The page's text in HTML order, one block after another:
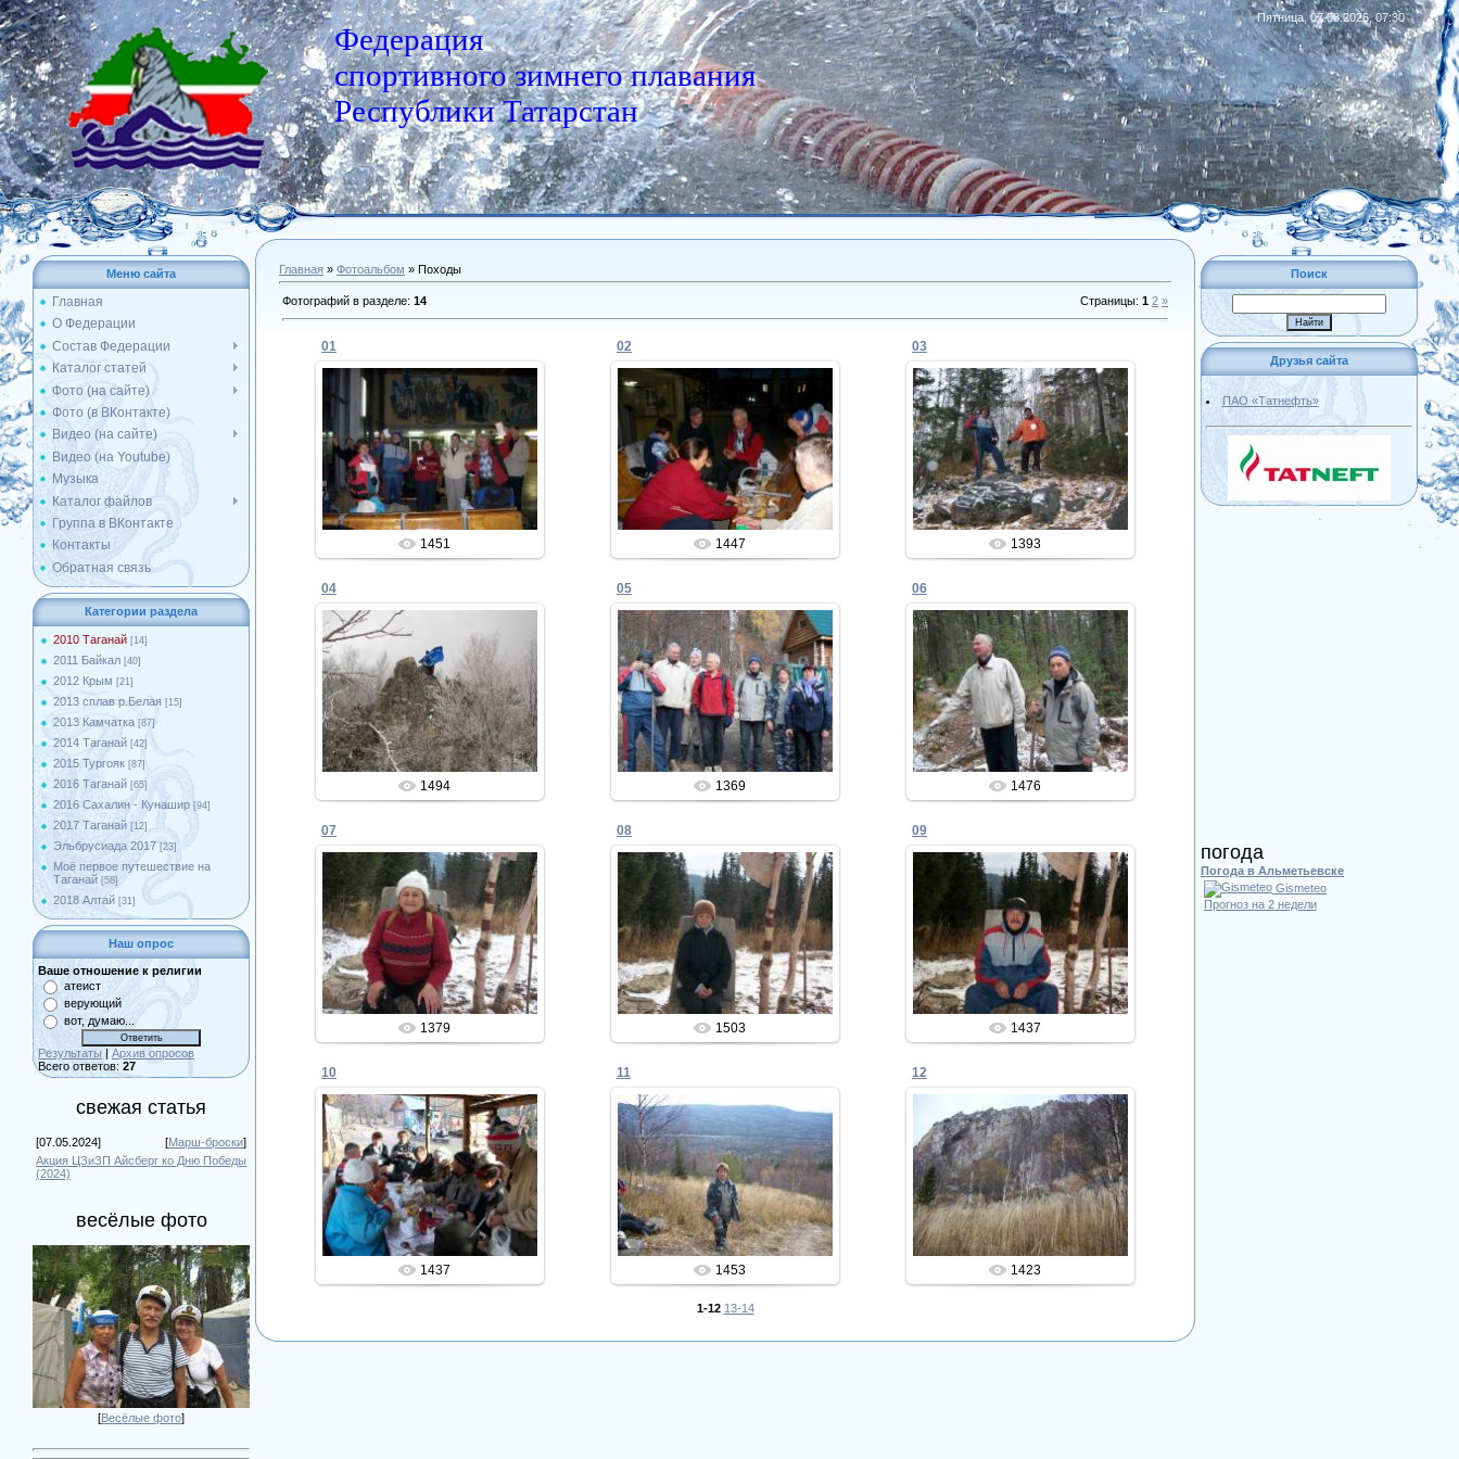
Федерация
спортивного зимнего плавания
Республики Татарстан
Пятница, 07.08.2026, 07:30
|RSS
Меню сайта
Главная
О Федерации
Состав Федерации
Каталог статей
Фото (на сайте)
Фото (в ВКонтакте)
Видео (на сайте)
Видео (на Youtube)
Музыка
Каталог файлов
Группа в ВКонтакте
Контакты
Обратная связь
Категории раздела
2010 Таганай [14]
2011 Байкал [40]
2012 Крым [21]
2013 сплав р.Белая [15]
2013 Камчатка [87]
2014 Таганай [42]
2015 Тургояк [87]
2016 Таганай [65]
2016 Сахалин - Кунашир [94]
2017 Таганай [12]
Эльбрусиада 2017 [23]
Моё первое путешествие на
Таганай [58]
2018 Алтай [31]
Наш опрос
Ваше отношение к религии
атеист
верующий
вот, думаю...
Результаты | Архив опросов
Всего ответов: 27
свежая статья
[07.05.2024] [Марш-броски]
Акция ЦЗиЗП Айсберг ко Дню Победы
(2024)
весёлые фото
[Весёлые фото]
Главная » Фотоальбом » Походы
Фотографий в разделе: 14 Страницы: 1 2 »
01
10.02.2013
Admin
1451
02
10.02.2013
Admin
1447
03
10.02.2013
Admin
1393
04
10.02.2013
Admin
1494
05
10.02.2013
Admin
1369
06
10.02.2013
Admin
1476
07
10.02.2013
Admin
1379
08
10.02.2013
Admin
1503
09
10.02.2013
Admin
1437
10
10.02.2013
Admin
1437
11
10.02.2013
Admin
1453
12
10.02.2013
Admin
1423
1-12 13-14
Поиск
Друзья сайта
ПАО «Татнефть»
погода
Погода в Альметьевске
Gismeteo
Прогноз на 2 недели